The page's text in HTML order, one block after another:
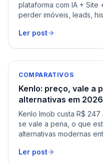
plataforma com IA + Site
perder imóveis, leads,
Ler post
COMPARATIVOS
Kenlo: preço, vale a
alternativas em 2026
Kenlo Imob custa R$
se vale a pena, o que
alternativas modernas
Ler post